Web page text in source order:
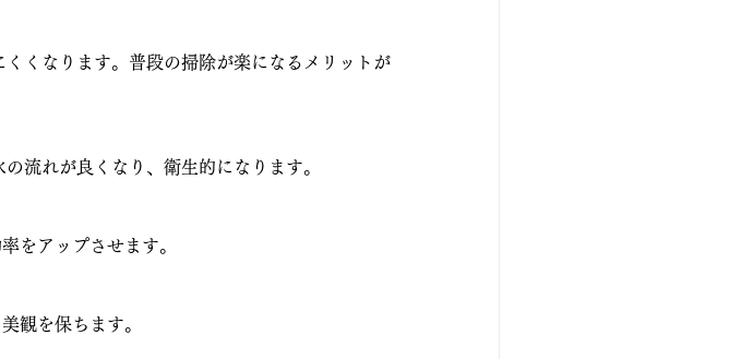
くなります。普段の掃除が楽になるメリットが
流れが良くなり、衛生的になります。
をアップさせます。
観を保ちます。